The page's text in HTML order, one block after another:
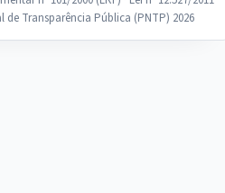
de Transparência Pública (PNTP) 2026